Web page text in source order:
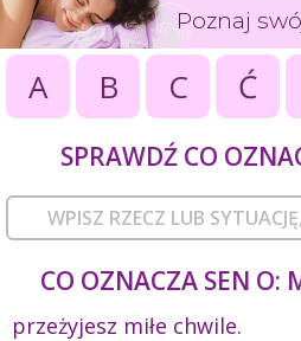
Poznaj
A B C Ć
SPRAWDŹ CO
CO OZNACZA SEN O:
przeżyjesz miłe chwile.